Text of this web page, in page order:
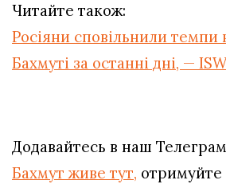
Читайте також:
Росіяни сповільнили темпи
Бахмуті за останні дні, —
Додавайтесь в наш Телеграм
Бахмут живе тут,